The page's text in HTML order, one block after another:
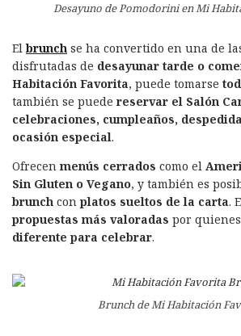
Desayuno de Pomodorini en Mi
Elbrunch se ha convertido en una de
disfrutadas de desayunar tarde o
Habitación Favorita, puede tomarse
también se puede reservar el Salón
celebraciones, cumpleaños,
ocasión especial.
Ofrecenmenús cerrados como el
Sin Gluten o Vegano, y también es
brunch con platos sueltos de la carta.
propuestas más valoradas por
diferente para celebrar.
Brunch de Mi Habitación